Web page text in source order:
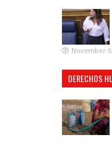
November
DERECHOS